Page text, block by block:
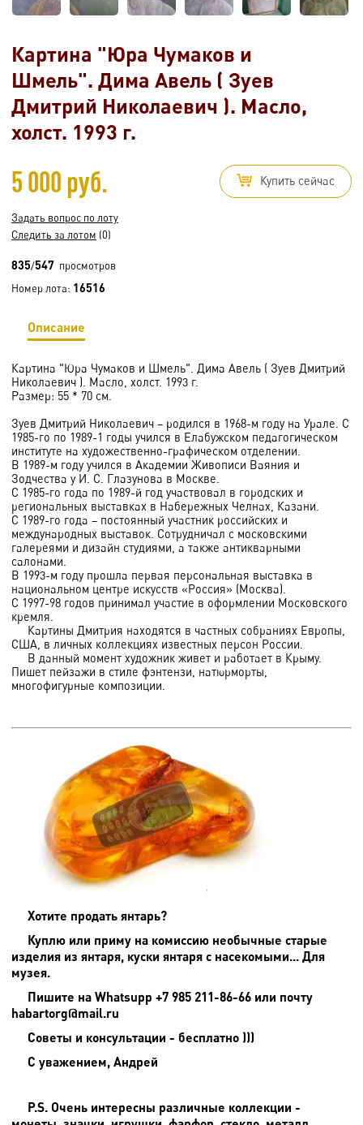
Картина "Юра Чумаков и
Шмель". Дима Авель ( Зуев
Дмитрий Николаевич ). Масло,
холст. 1993 г.
5 000 руб. Купить сейчас
Задать вопрос по лоту
Следить за лотом (0)
835/547 просмотров
Номер лота: 16516
Описание
Картина "Юра Чумаков и Шмель". Дима Авель ( Зуев Дмитрий
Николаевич ). Масло, холст. 1993 г.
Размер: 55 * 70 см.
Зуев Дмитрий Николаевич – родился в 1968-м году на Урале. С
1985-го по 1989-1 годы учился в Елабужском педагогическом
институте на художественно-графическом отделении.
В 1989-м году учился в Академии Живописи Ваяния и
Зодчества у И. С. Глазунова в Москве.
С 1985-го года по 1989-й год участвовал в городских и
региональных выставках в Набережных Челнах, Казани.
С 1989-го года – постоянный участник российских и
международных выставок. Сотрудничал с московскими
галереями и дизайн студиями, а также антикварными
салонами.
В 1993-м году прошла первая персональная выставка в
национальном центре искусств «Россия» (Москва).
С 1997-98 годов принимал участие в оформлении Московского
кремля.
Картины Дмитрия находятся в частных собраниях Европы,
США, в личных коллекциях известных персон России.
В данный момент художник живет и работает в Крыму.
Пишет пейзажи в стиле фэнтензи, натюрморты,
многофигурные композиции.
Хотите продать янтарь?
Куплю или приму на комиссию необычные старые
изделия из янтаря, куски янтаря с насекомыми... Для
музея.
Пишите на Whatsupp +7 985 211-86-66 или почту
habartorg@mail.ru
Советы и консультации - бесплатно )))
С уважением, Андрей
P.S. Очень интересны различные коллекции -